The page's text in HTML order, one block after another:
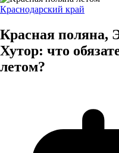
Краснодарский край
Красная поляна,
Хутор: что
летом?